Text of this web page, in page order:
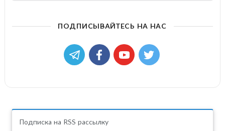
ПОДПИСЫВАЙТЕСЬ НА НАС
Подписка на RSS рассылку